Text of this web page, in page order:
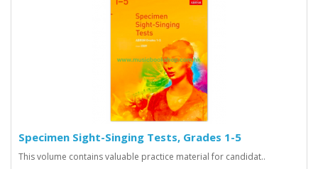
Specimen Sight-Singing Tests, Grades 1-5
This volume contains valuable practice material for candidat..